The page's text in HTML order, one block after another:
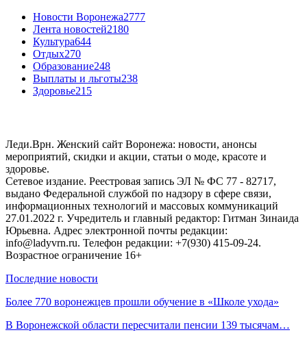
Новости Воронежа2777
Лента новостей2180
Культура644
Отдых270
Образование248
Выплаты и льготы238
Здоровье215
Леди.Врн. Женский сайт Воронежа: новости, анонсы
мероприятий, скидки и акции, статьи о моде, красоте и
здоровье.
Сетевое издание. Реестровая запись ЭЛ № ФС 77 - 82717,
выдано Федеральной службой по надзору в сфере связи,
информационных технологий и массовых коммуникаций
27.01.2022 г. Учредитель и главный редактор: Гитман Зинаида
Юрьевна. Адрес электронной почты редакции:
info@ladyvrn.ru. Телефон редакции: +7(930) 415-09-24.
Возрастное ограничение 16+
Последние новости
Более 770 воронежцев прошли обучение в «Школе ухода»
В Воронежской области пересчитали пенсии 139 тысячам…